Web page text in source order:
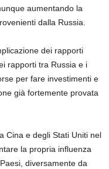
aumentando la
dalla Russia.
dei rapporti
rapporti tra Russia e i
per fare investimenti e
già fortemente provata
Cina e degli Stati Uniti nel
la propria influenza
diversamente da